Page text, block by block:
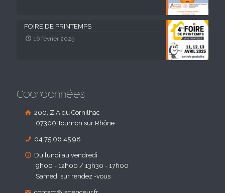
FOIRE DE PRINTEMPS
16 février 2025
Coordonnées
200, Z.A du Cornilhac
07300 Tournon sur Rhône
04 75 06 45 98
Du lundi au vendredi
9h00 - 12h00 / 13h30 - 17h00
Samedi sur rendez -vous